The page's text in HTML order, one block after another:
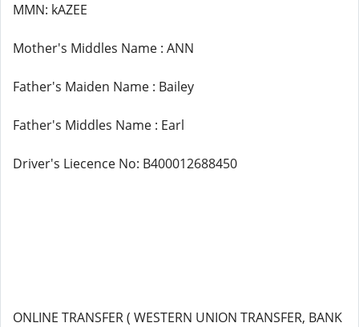
MMN: kAZEE
Mother's Middles Name : ANN
Father's Maiden Name : Bailey
Father's Middles Name : Earl
Driver's Liecence No: B400012688450
ONLINE TRANSFER ( WESTERN UNION TRANSFER, BANK